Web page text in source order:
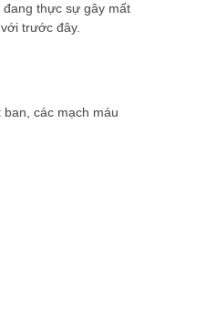
thực sự gây mất
trước đây.
các mạch máu